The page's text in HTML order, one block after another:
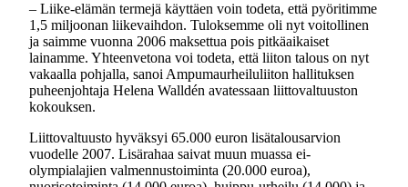
– Liike-elämän termejä käyttäen voin todeta, että pyöritimme
1,5 miljoonan liikevaihdon. Tuloksemme oli nyt voitollinen
ja saimme vuonna 2006 maksettua pois pitkäaikaiset
lainamme. Yhteenvetona voi todeta, että liiton talous on nyt
vakaalla pohjalla, sanoi Ampumaurheiluliiton hallituksen
puheenjohtaja Helena Walldén avatessaan liittovaltuuston
kokouksen.
Liittovaltuusto hyväksyi 65.000 euron lisätalousarvion
vuodelle 2007. Lisärahaa saivat muun muassa ei-
olympialajien valmennustoiminta (20.000 euroa),